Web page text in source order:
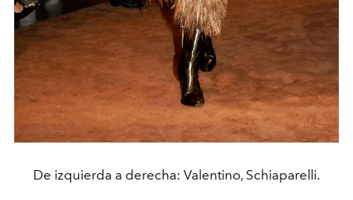
De izquierda a derecha: Valentino, Schiaparelli.